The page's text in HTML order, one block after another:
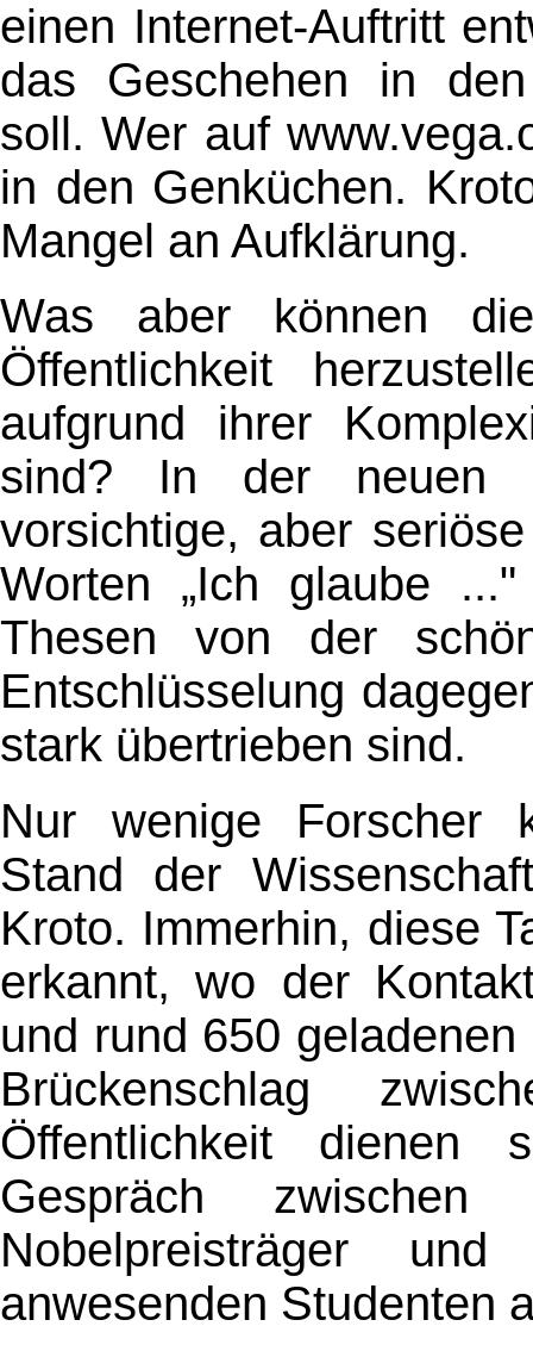
einen Internet-Auftritt
das Geschehen in
soll. Wer auf
in den Genküchen.
Mangel an Aufklärung.
Was aber können
Öffentlichkeit
aufgrund ihrer
sind? In der neuen
vorsichtige, aber
Worten „Ich glaube
Thesen von der
Entschlüsselung
stark übertrieben sind.
Nur wenige Forscher
Stand der
Kroto. Immerhin, diese
erkannt, wo der
und rund 650
Brückenschlag
Öffentlichkeit dienen
Gespräch
Nobelpreisträger
anwesenden Studenten